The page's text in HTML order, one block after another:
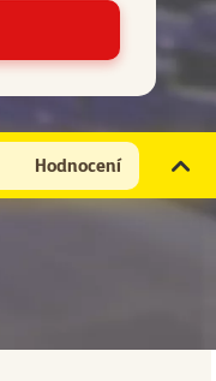
Hodnocení